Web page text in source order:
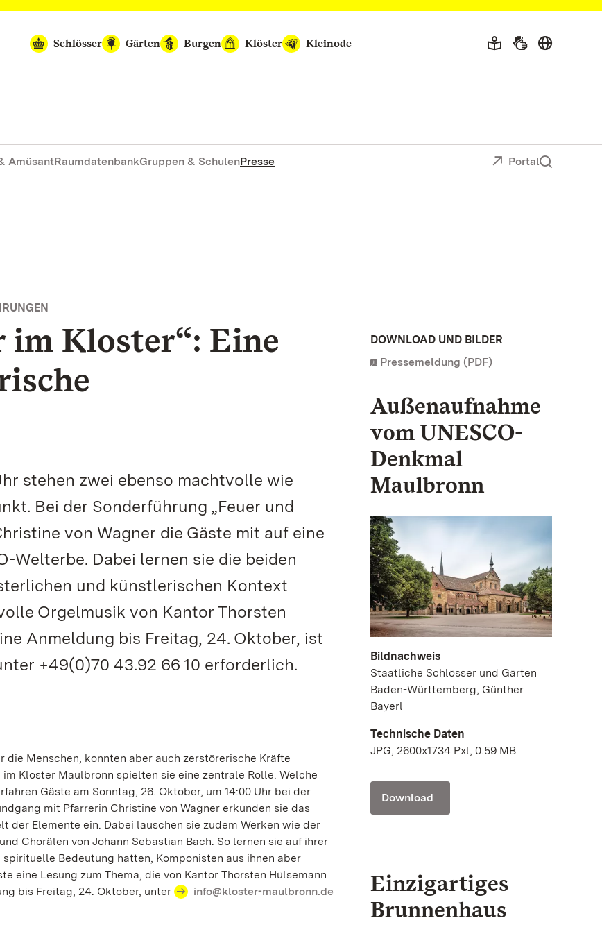
Schlösser
Gärten Burgen Klöster Kleinode
AmüsantRaumdatenbankGruppen & SchulenPresse Portal
im Kloster“: Eine
stehen zwei ebenso machtvolle wie
Bei der Sonderführung „Feuer und
von Wagner die Gäste mit auf eine
Welterbe. Dabei lernen sie die beiden
und künstlerischen Kontext
Orgelmusik von Kantor Thorsten
Anmeldung bis Freitag, 24. Oktober, ist
+49(0)70 43.92 66 10 erforderlich.
Menschen, konnten aber auch zerstörerische Kräfte
Kloster Maulbronn spielten sie eine zentrale Rolle. Welche
Gäste am Sonntag, 26. Oktober, um 14:00 Uhr bei der
mit Pfarrerin Christine von Wagner erkunden sie das
der Elemente ein. Dabei lauschen sie zudem Werken wie der
Chorälen von Johann Sebastian Bach. So lernen sie auf ihrer
Bedeutung hatten, Komponisten aus ihnen aber
eine Lesung zum Thema, die von Kantor Thorsten Hülsemann
bis Freitag, 24. Oktober, unter
info@kloster-maulbronn.de
DOWNLOAD UND BILDER
Pressemeldung (PDF)
Außenaufnahme
vom UNESCO-
Denkmal
Maulbronn
Bildnachweis
Staatliche Schlösser und Gärten
Baden-Württemberg, Günther
Bayerl
Technische Daten
JPG, 2600x1734 Pxl, 0.59 MB
Download
Einzigartiges
Brunnenhaus